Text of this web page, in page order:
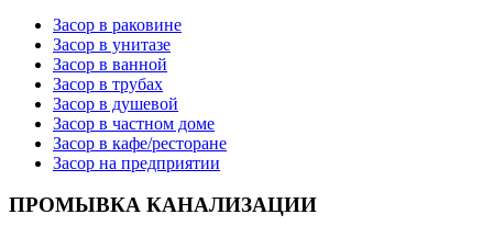
Засор в раковине
Засор в унитазе
Засор в ванной
Засор в трубах
Засор в душевой
Засор в частном доме
Засор в кафе/ресторане
Засор на предприятии
ПРОМЫВКА КАНАЛИЗАЦИИ